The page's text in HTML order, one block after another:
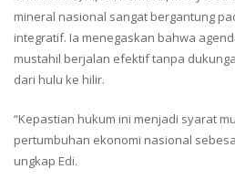
mineral nasional sangat bergantung
integratif. Ia menegaskan bahwa
mustahil berjalan efektif tanpa
dari hulu ke hilir.
“Kepastian hukum ini menjadi syarat
pertumbuhan ekonomi nasional
ungkap Edi.